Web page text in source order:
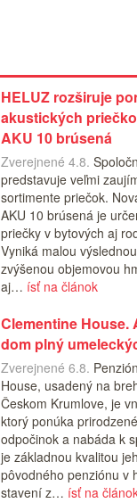
HELUZ rozširuje
akustických
AKU 10 brúsená
Zverejnené 4.8.
predstavuje veľmi
sortimente priečok.
AKU 10 brúsená je
priečky v bytových aj
Vyniká malou
zvýšenou objemovou
aj… ísť na článok
Clementine House.
dom plný
Zverejnené 6.8.
House, usadený na
Českom Krumlove, je
ktorý ponúka
odpočinok a nabáda k
je základnou kvalitou
pôvodného penziónu v
stavení z… ísť na